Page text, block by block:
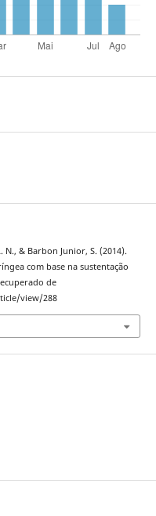
N., & Barbon Junior, S. (2014).
com base na sustentação
de
view/288